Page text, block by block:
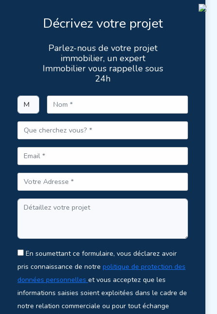
Décrivez votre projet
Parlez-nous de votre projet
immobilier, un expert
Immobilier vous rappelle sous
24h
En soumettant ce formulaire, vous déclarez avoir
pris connaissance de notre politique de protection des
données personnelles et vous acceptez que les
informations saisies soient exploitées dans le cadre de
notre relation commerciale ou pour tout échange